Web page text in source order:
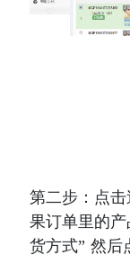
第二步：点
果订单里的
货方式” 然后